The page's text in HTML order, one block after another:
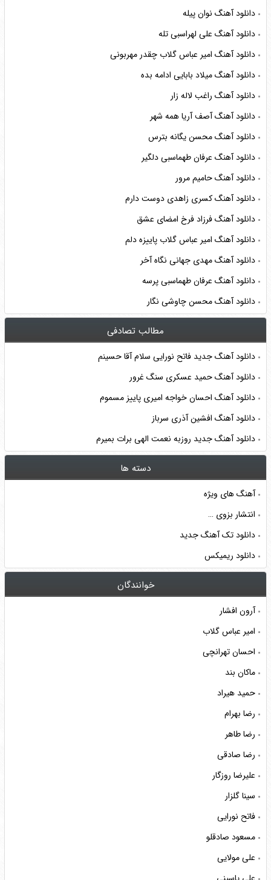
دانلود آهنگ نوان پیله
دانلود آهنگ علی لهراسبی تله
دانلود آهنگ امیر عباس گلاب چقدر مهربونی
دانلود آهنگ میلاد بابایی ادامه بده
دانلود آهنگ راغب لاله زار
دانلود آهنگ آصف آریا همه شهر
دانلود آهنگ محسن یگانه بترس
دانلود آهنگ عرفان طهماسبی دلگیر
دانلود آهنگ حامیم مرور
دانلود آهنگ کسری زاهدی دوست دارم
دانلود آهنگ فرزاد فرخ امضای عشق
دانلود آهنگ امیر عباس گلاب پاییزه دلم
دانلود آهنگ مهدی جهانی نگاه آخر
دانلود آهنگ عرفان طهماسبی پرسه
دانلود آهنگ محسن چاوشی نگار
مطالب تصادفی
دانلود آهنگ جدید فاتح نورایی سلام آقا حسینم
دانلود آهنگ حمید عسکری سنگ غرور
دانلود آهنگ احسان خواجه امیری پاییز مسموم
دانلود آهنگ افشین آذری سرباز
دانلود آهنگ جدید روزبه نعمت الهی برات بمیرم
دسته ها
آهنگ های ویژه
انتشار بزوی …
دانلود تک آهنگ جدید
دانلود ریمیکس
خوانندگان
آرون افشار
امیر عباس گلاب
احسان تهرانچی
ماکان بند
حمید هیراد
رضا بهرام
رضا طاهر
رضا صادقی
علیرضا روزگار
سینا گلزار
فاتح نورایی
مسعود صادقلو
علی مولایی